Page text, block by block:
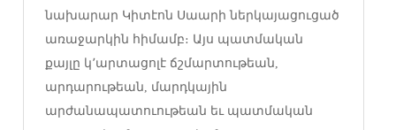
նախարար Կիտէոն Սաարի ներկայացուցած
առաջարկին հիմամբ։ Այս պատմական
քայլը կ՚արտացոլէ ճշմարտութեան,
արդարութեան, մարդկային
արժանապատուութեան եւ պատմական